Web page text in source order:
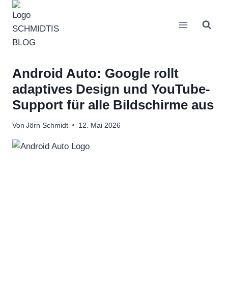
Zum
Inhalt
springen
Android Auto: Google rollt
adaptives Design und YouTube-
Support für alle Bildschirme aus
Von Jörn Schmidt 12. Mai 2026